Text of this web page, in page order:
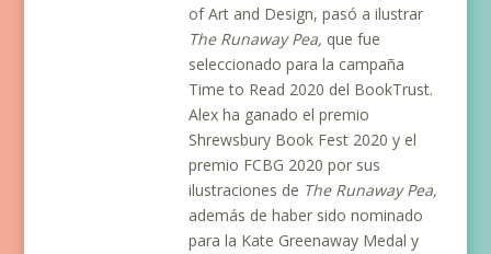
of Art and Design, pasó a ilustrar
The Runaway Pea, que fue
seleccionado para la campaña
Time to Read 2020 del BookTrust.
Alex ha ganado el premio
Shrewsbury Book Fest 2020 y el
premio FCBG 2020 por sus
ilustraciones de The Runaway Pea,
además de haber sido nominado
para la Kate Greenaway Medal y